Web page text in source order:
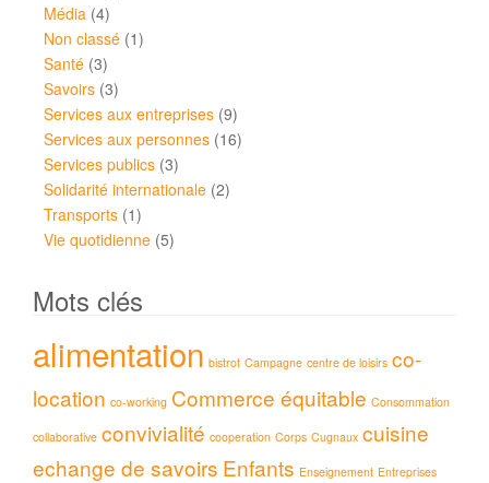
Média (4)
Non classé (1)
Santé (3)
Savoirs (3)
Services aux entreprises (9)
Services aux personnes (16)
Services publics (3)
Solidarité internationale (2)
Transports (1)
Vie quotidienne (5)
Mots clés
alimentation bistrot Campagne centre de loisirs co-
location co-working Commerce équitable Consommation
collaborative convivialité cooperation Corps Cugnaux cuisine
echange de savoirs Enfants Enseignement Entreprises